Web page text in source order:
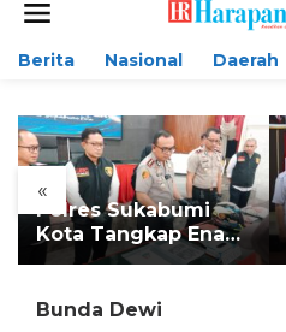
Berita Nasional Daerah
«
Polres Sukabumi
Kota Tangkap Enam
Pelaku
Bunda Dewi